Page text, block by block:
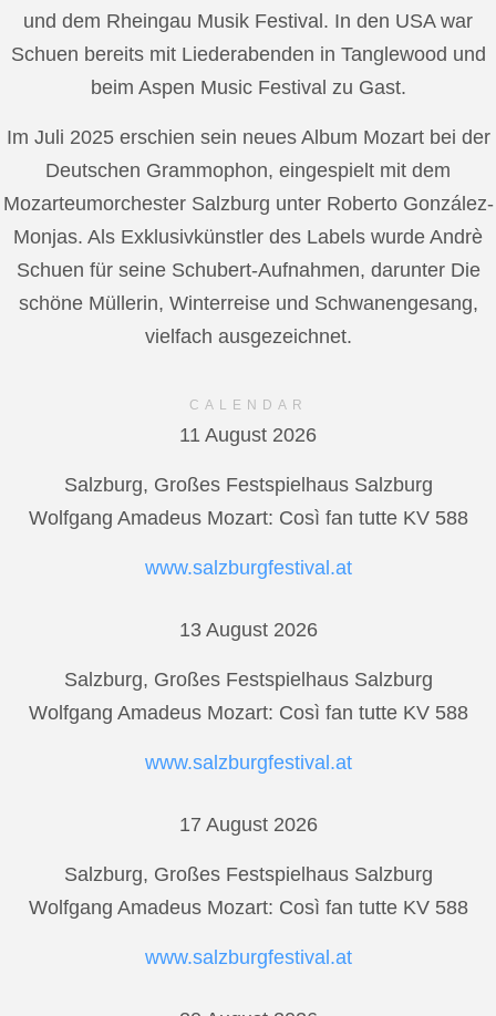
und dem Rheingau Musik Festival. In den USA war
Schuen bereits mit Liederabenden in Tanglewood und
beim Aspen Music Festival zu Gast.
Im Juli 2025 erschien sein neues Album Mozart bei der
Deutschen Grammophon, eingespielt mit dem
Mozarteumorchester Salzburg unter Roberto González-
Monjas. Als Exklusivkünstler des Labels wurde Andrè
Schuen für seine Schubert-Aufnahmen, darunter Die
schöne Müllerin, Winterreise und Schwanengesang,
vielfach ausgezeichnet.
CALENDAR
11 August 2026
Salzburg, Großes Festspielhaus Salzburg
Wolfgang Amadeus Mozart: Così fan tutte KV 588
www.salzburgfestival.at
13 August 2026
Salzburg, Großes Festspielhaus Salzburg
Wolfgang Amadeus Mozart: Così fan tutte KV 588
www.salzburgfestival.at
17 August 2026
Salzburg, Großes Festspielhaus Salzburg
Wolfgang Amadeus Mozart: Così fan tutte KV 588
www.salzburgfestival.at